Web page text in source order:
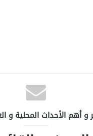
أهم الأحداث المحلية و